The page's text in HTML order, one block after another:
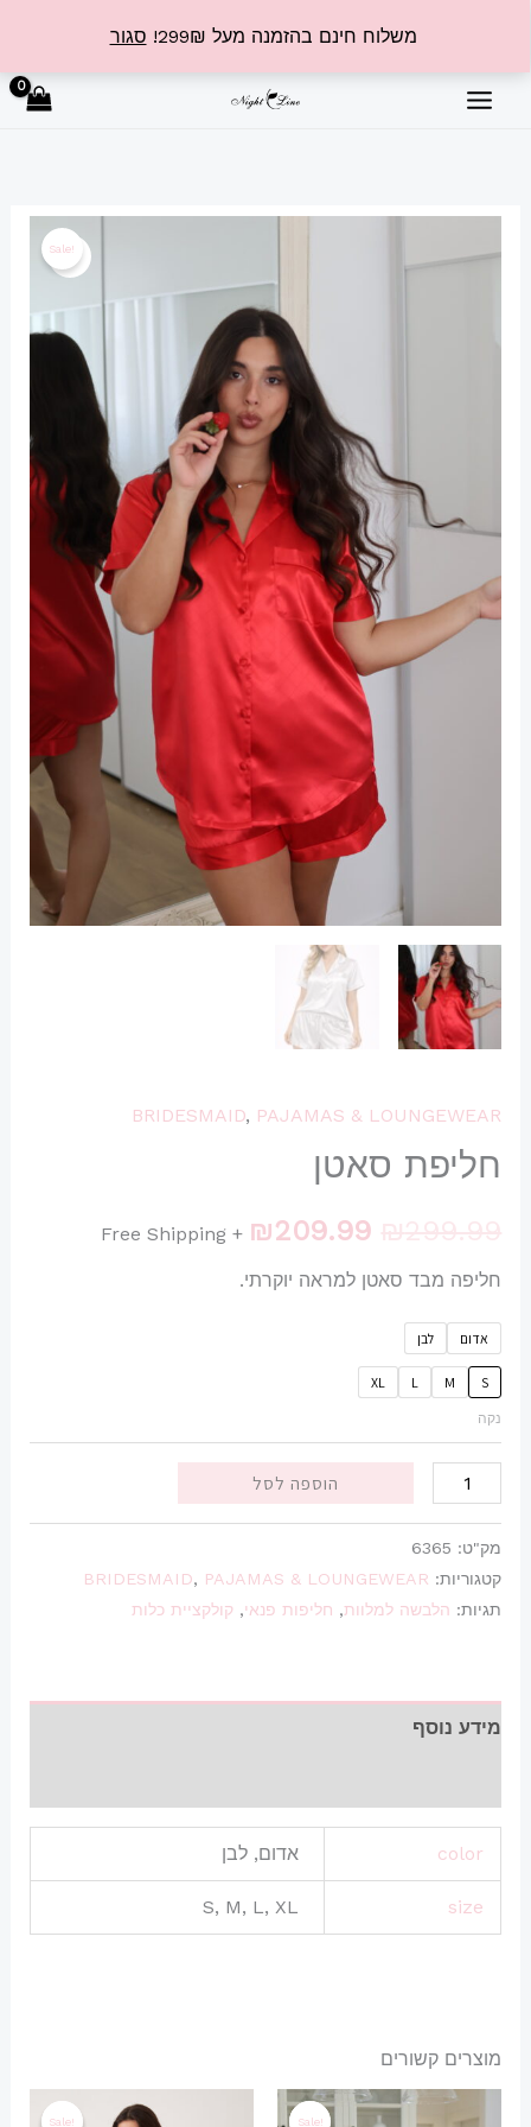
משלוח חינם בהזמנה מעל 299₪! סגור
Sale!
BRIDESMAID, PAJAMAS & LOUNGEWEAR
חליפת סאטן
₪299.99.
₪209.99
הנוכחי
הוא:
₪209.99.
+ Free Shipping
חליפה מבד סאטן למראה יוקרתי.
אדום לבן
S
M
L
XL
נקה
הוספה לסל
מק"ט: 6365
קטגוריות:
BRIDESMAID, PAJAMAS & LOUNGEWEAR
תגיות: הלבשה למלוות, חליפות פנאי, קולקציית כלות
מידע נוסף
color אדום, לבן
size
S, M, L, XL
מוצרים קשורים
Sale!
Sale!
המחיר
המקורי
המחיר
הנוכחי
למוצר
Sale!
Sale!
המקורי
הנוכחי
למוצר